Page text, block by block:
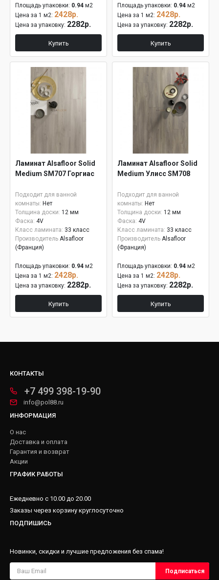
Площадь упаковки: 0.94 м2
Цена за 1 м2: 2428р.
Цена за упаковку: 2282р.
Купить
Площадь упаковки: 0.94 м2
Цена за 1 м2: 2428р.
Цена за упаковку: 2282р.
Купить
Ламинат Alsafloor Solid
Medium SM707 Горгиас
Подходит для ванной
комнаты: Нет
Толщина доски: 12 мм
Фаска: 4V
Класс ламината: 33 класс
Производитель Alsafloor
(Франция)
Площадь упаковки: 0.94 м2
Цена за 1 м2: 2428р.
Цена за упаковку: 2282р.
Купить
Ламинат Alsafloor Solid
Medium Улисс SM708
Подходит для ванной
комнаты: Нет
Толщина доски: 12 мм
Фаска: 4V
Класс ламината: 33 класс
Производитель Alsafloor
(Франция)
Площадь упаковки: 0.94 м2
Цена за 1 м2: 2428р.
Цена за упаковку: 2282р.
Купить
КОНТАКТЫ
+7 499 398-19-90
info@pol88.ru
ИНФОРМАЦИЯ
О нас
Доставка и оплата
Гарантия и возврат
Акции
ГРАФИК РАБОТЫ
Ежедневно с 10.00 до 20.00
Заказы через корзину круглосуточно
ПОДПИШИСЬ
Новинки, скидки и лучшие предложения без спама!